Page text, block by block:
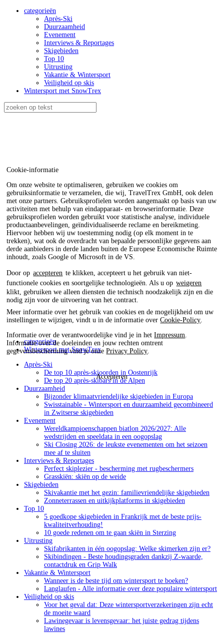
Cookie-informatie
Om onze website te optimaliseren, gebruiken we cookies om
gebruiksinformatie te verzamelen, die wij, TravelTrex GmbH, ook delen
met onze partners. Gebruiksprofielen worden aangemaakt op basis van uw
activiteiten met behulp van eindapparaat- en browserinformatie. Deze
gebruiksprofielen worden gebruikt voor statistische analyse, individuele
productaanbevelingen, geïndividualiseerde reclame en bereikmeting.
Hiervoor hebben wij uw toestemming nodig (op elk moment in te
trekken), wat ook de overdracht van bepaalde persoonlijke gegevens aan
derde aanbieders in derde landen buiten de Europese Economische Ruimte
inhoudt, zoals Google of Microsoft in de VS.
Door op accepteren te klikken, accepteert u het gebruik van niet-
functionele cookies en soortgelijke technologieën. Als u op weigeren
klikt, gebruiken we alleen diensten die technisch noodzakelijk zijn en die
nodig zijn voor de uitvoering van het contract.
Meer informatie over het gebruik van cookies en de mogelijkheid om uw
instellingen te wijzigen, vindt u in de informatie overCookie-Policy.
Informatie over de verantwoordelijke vind je in hetImpressum.
Informatie over de doeleinden en jouw rechten omtrent
gegevensbescherming vind je onzePrivacy Policy.
Accepteren
categorieën
Après-Ski
Duurzaamheid
Evenement
Interviews & Reportages
Skigebieden
Top 10
Uitrusting
Vakantie & Wintersport
Veiligheid op skis
Wintersport met SnowTrex
categorieën
Wintersport met SnowTrex
Après-Ski
De top 10 après-skioorden in Oostenrijk
De top 20 après-skibars in de Alpen
Duurzaamheid
Bijzonder klimaatvriendelijke skigebieden in Europa
Swisstainable - Wintersport en duurzaamheid gecombineerd
in Zwitserse skigebieden
Evenement
Wereldkampioenschappen biatlon 2026/2027: Alle
wedstrijden en speeldata in een oogopslag
Ski Closing 2026: de leukste evenementen om het seizoen
mee af te sluiten
Interviews & Reportages
Perfect skiplezier - bescherming met rugbeschermers
Grasskiën: skiën op de weide
Skigebieden
Skivakantie met het gezin: familievriendelijke skigebieden
Zonneterrassen en uitkijkplatforms in skigebieden
Top 10
5 goedkope skigebieden in Frankrijk met de beste prijs-
kwaliteitverhouding!
10 goede redenen om te gaan skiën in Sterzing
Uitrusting
Skifabrikanten in één oogopslag: Welke skimerken zijn er?
Skibindingen - Beste houdingsgraden dankzij Z-waarde,
contactdruk en Grip Walk
Vakantie & Wintersport
Wanneer is de beste tijd om wintersport te boeken?
Langlaufen - Alle informatie over deze populaire wintersport
Veiligheid op skis
Voor het geval dat: Deze wintersportverzekeringen zijn echt
de moeite waard
Lawinegevaar is levensgevaar: het juiste gedrag tijdens
lawines